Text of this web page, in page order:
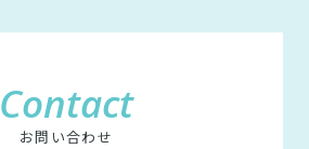
Contact
お問い合わせ